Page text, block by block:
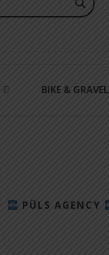
BIKE & GRAVEL
PÜLS AGENCY